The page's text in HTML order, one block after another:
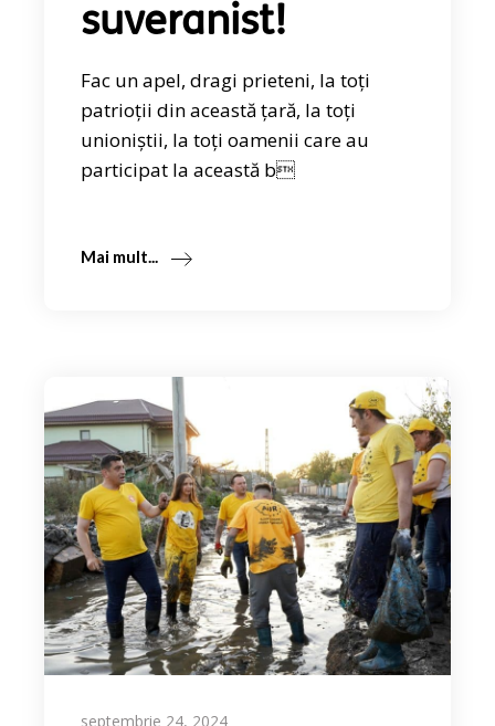
suveranist!
Fac un apel, dragi prieteni, la toți
patrioții din această țară, la toți
unioniștii, la toți oamenii care au
participat la această b
Mai mult...
septembrie 24, 2024